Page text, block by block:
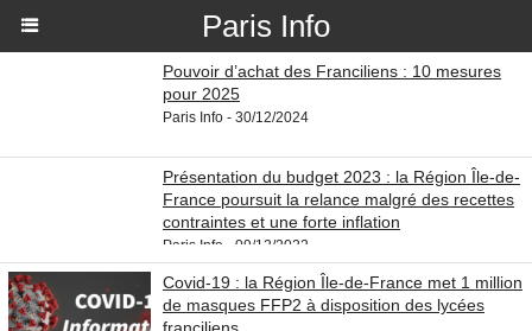
Paris Info
Pouvoir d’achat des Franciliens : 10 mesures
pour 2025
Paris Info - 30/12/2024
Présentation du budget 2023 : la Région Île-de-
France poursuit la relance malgré des recettes
contraintes et une forte inflation
Paris Info - 09/12/2022
Covid-19 : la Région Île-de-France met 1 million
de masques FFP2 à disposition des lycées